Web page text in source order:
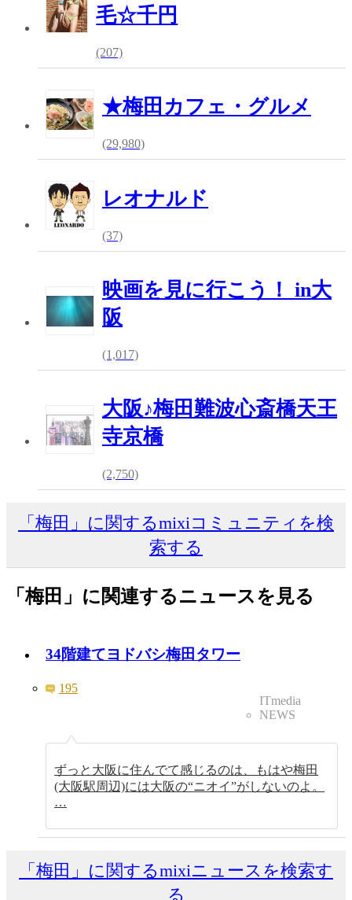
毛☆千円
(207)
★梅田カフェ・グルメ
(29,980)
レオナルド
(37)
映画を見に行こう！ in大
阪
(1,017)
大阪♪梅田難波心斎橋天王
寺京橋
(2,750)
「梅田」に関するmixiコミュニティを検
索する
「梅田」に関連するニュースを見る
34階建てヨドバシ梅田タワー
195
ITmedia
NEWS
ずっと大阪に住んでて感じるのは、もはや梅田
(大阪駅周辺)には大阪の“ニオイ”がしないのよ。
…
「梅田」に関するmixiニュースを検索す
る